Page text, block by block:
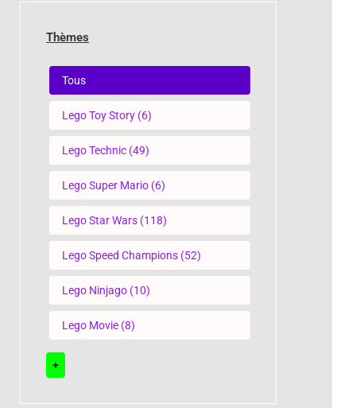
Thèmes
Thèmes
Tous
Lego Toy Story (6)
Lego Technic (49)
Lego Super Mario (6)
Lego Star Wars (118)
Lego Speed Champions (52)
Lego Ninjago (10)
Lego Movie (8)
+